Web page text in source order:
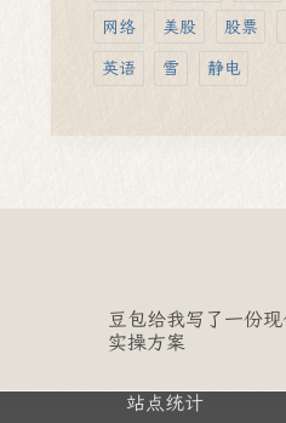
网络 美股 股票
英语 雪 静电
豆包给我写了一份现
实操方案
站点统计